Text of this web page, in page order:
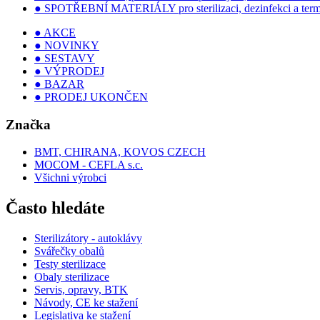
● SPOTŘEBNÍ MATERIÁLY pro sterilizaci, dezinfekci a
● AKCE
● NOVINKY
● SESTAVY
● VÝPRODEJ
● BAZAR
● PRODEJ UKONČEN
Značka
BMT, CHIRANA, KOVOS CZECH
MOCOM - CEFLA s.c.
Všichni výrobci
Často hledáte
Sterilizátory - autoklávy
Svářečky obalů
Testy sterilizace
Obaly sterilizace
Servis, opravy, BTK
Návody, CE ke stažení
Legislativa ke stažení